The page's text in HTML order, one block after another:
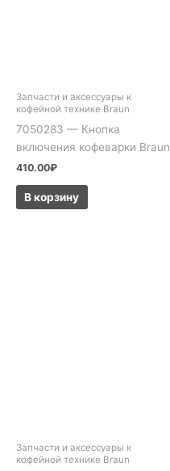
Запчасти и аксессуары к
кофейной технике Braun
7050283 — Кнопка
включения кофеварки Braun
410.00₽
В корзину
Запчасти и аксессуары к
кофейной технике Braun